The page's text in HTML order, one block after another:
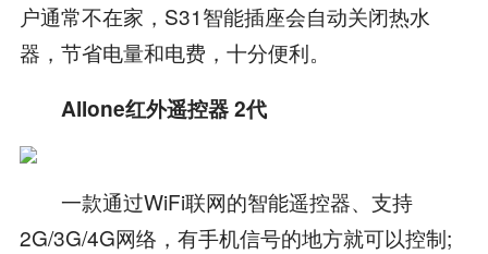
户通常不在家，S31智能插座会自动关闭热水
器，节省电量和电费，十分便利。
Allone红外遥控器 2代
一款通过WiFi联网的智能遥控器、支持
2G/3G/4G网络，有手机信号的地方就可以控制;